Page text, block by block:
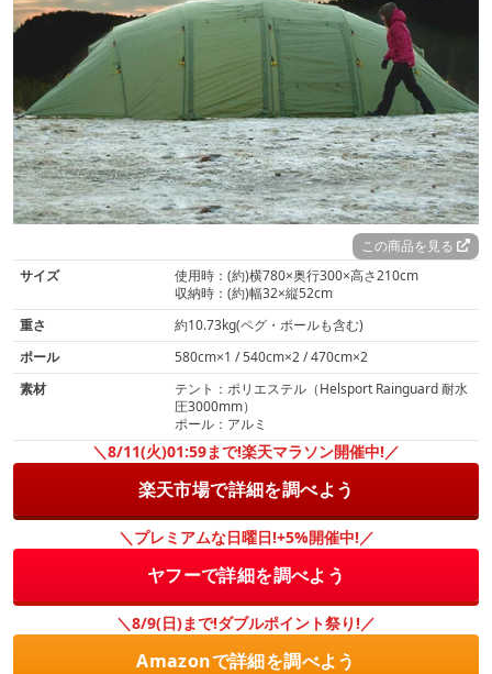
この商品を見る
サイズ
使用時：(約)横780×奥行300×高さ210cm
収納時：(約)幅32×縦52cm
重さ
約10.73kg(ペグ・ポールも含む)
ポール
580cm×1 / 540cm×2 / 470cm×2
素材
テント：ポリエステル（Helsport Rainguard 耐水
圧3000mm）
ポール：アルミ
＼8/11(火)01:59まで!楽天マラソン開催中!／
楽天市場で詳細を調べよう
＼プレミアムな日曜日!+5%開催中!／
ヤフーで詳細を調べよう
＼8/9(日)まで!ダブルポイント祭り!／
Amazonで詳細を調べよう